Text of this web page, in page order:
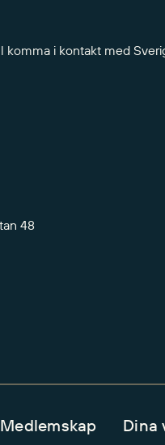
komma i kontakt med
48
Medlemskap Dina